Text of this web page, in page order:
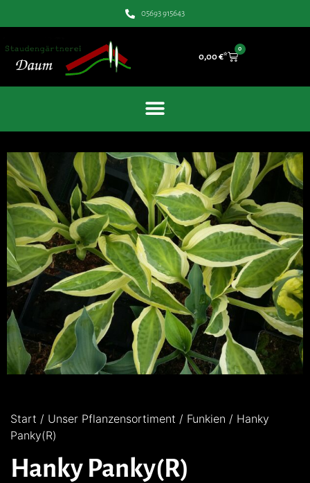
05693 915643
0,00€
0
Start / Unser Pflanzensortiment / Funkien / Hanky
Panky(R)
Hanky Panky(R)